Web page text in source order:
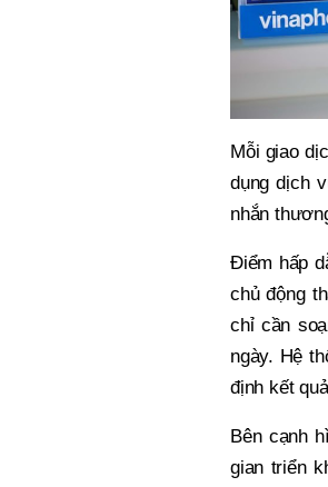
Mỗi giao
dụng dịch
nhắn
Điểm hấp
chủ động
chỉ cần
ngày. Hệ
định kết
Bên cạnh
gian triển